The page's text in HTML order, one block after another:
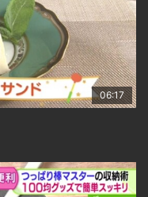
06:17